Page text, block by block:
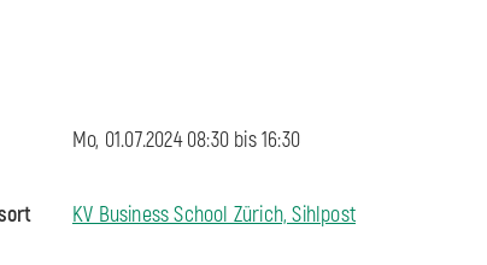
Mo, 01.07.2024 08:30 bis16:30
KV Business School Zürich, Sihlpost